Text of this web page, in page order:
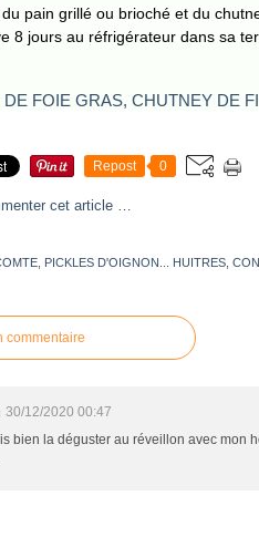
pain grillé ou brioché et du
8 jours au réfrigérateur dans sa
Repost 0
cet article …
PICKLES D'OIGNON... HUITRES,
commentaire
30/12/2020 00:47
bien la déguster au réveillon avec mon